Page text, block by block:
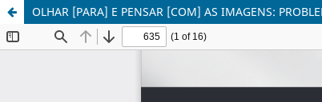
OLHAR [PARA] E PENSAR [COM] AS IMAGENS: